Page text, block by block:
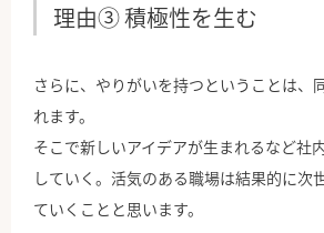
理由③ 積極性を生む
さらに、やりがいを持つということは、
れます。
そこで新しいアイデアが生まれるなど社
していく。活気のある職場は結果的に次
ていくことと思います。